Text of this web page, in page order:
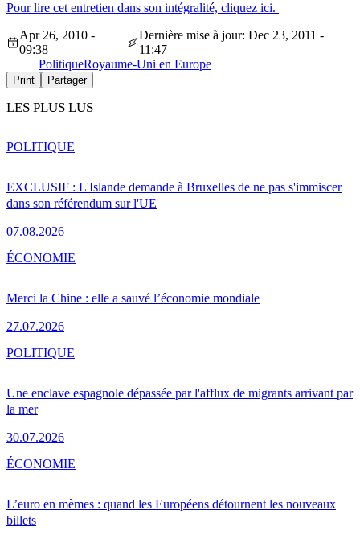
Pour lire cet entretien dans son intégralité, cliquez ici.
Apr 26, 2010 -
09:38
Dernière mise à jour: Dec 23, 2011 -
11:47
PolitiqueRoyaume-Uni en Europe
Print Partager
LES PLUS LUS
EXCLUSIF : L'Islande demande à Bruxelles de ne pas s'immiscer
dans son référendum sur l'UE
07.08.2026
POLITIQUE
Merci la Chine : elle a sauvé l’économie mondiale
27.07.2026
ÉCONOMIE
Une enclave espagnole dépassée par l'afflux de migrants arrivant par
la mer
30.07.2026
POLITIQUE
L’euro en mèmes : quand les Européens détournent les nouveaux
billets
ÉCONOMIE